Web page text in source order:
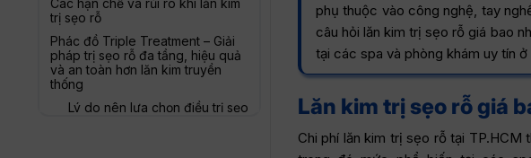
Các hạn chế và rủi ro khi lăn kim
trị sẹo rỗ
Phác đồ Triple Treatment – Giải
pháp trị sẹo rỗ đa tầng, hiệu quả
và an toàn hơn lăn kim truyền
thống
Lý do nên lựa chọn điều trị sẹo
phụ thuộc vào công nghệ, tay
câu hỏi lăn kim trị sẹo rỗ giá bao
tại các spa và phòng khám uy tín
Lăn kim trị sẹo rỗ giá
Chi phí lăn kim trị sẹo rỗ tại